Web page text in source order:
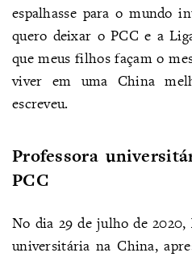
espalhasse para o mundo
quero deixar o PCC e a
que meus filhos façam o
viver em uma China
escreveu.
Professora
PCC
No dia 29 de julho de 2020,
universitária na China,